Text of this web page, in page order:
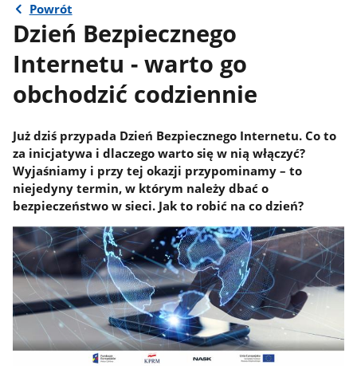
Powrót
Dzień Bezpiecznego
Internetu - warto go
obchodzić codziennie
Już dziś przypada Dzień Bezpiecznego Internetu. Co to
za inicjatywa i dlaczego warto się w nią włączyć?
Wyjaśniamy i przy tej okazji przypominamy – to
niejedyny termin, w którym należy dbać o
bezpieczeństwo w sieci. Jak to robić na co dzień?